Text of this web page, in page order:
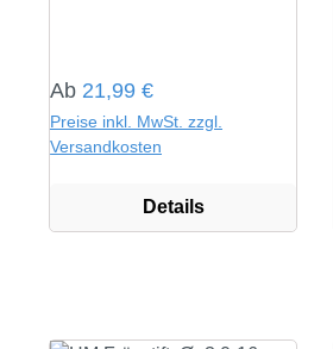
Regulärer Preis:
Ab 21,99 €
Preise inkl. MwSt. zzgl.
Versandkosten
Details